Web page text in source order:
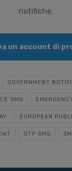
notifiche.
un account di
GOVERNMENT
SMS
EUROPEAN
OTP SMS